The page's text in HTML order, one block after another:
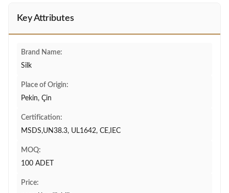
Key Attributes
Brand Name:
Silk
Place of Origin:
Pekin, Çin
Certification:
MSDS,UN38.3, UL1642, CE,IEC
MOQ:
100 ADET
Price: